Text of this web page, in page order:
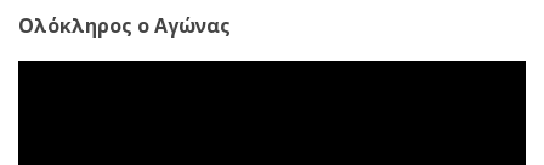
Ολόκληρος ο Αγώνας